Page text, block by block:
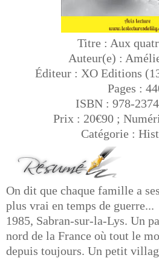
Titre : Aux
Auteur(e) :
Éditeur : XO Editions
Pages :
ISBN : 978-
Prix : 20€90 ;
Catégorie :
On dit que chaque famille a
plus vrai en temps de guerre...
1985, Sabran-sur-la-Lys. Un
nord de la France où tout le
depuis toujours. Un petit